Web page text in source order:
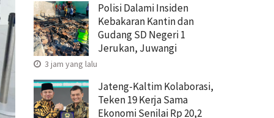
Polisi Dalami Insiden
Kebakaran Kantin dan
Gudang SD Negeri 1
Jerukan, Juwangi
3 jam yang lalu
Jateng-Kaltim Kolaborasi,
Teken 19 Kerja Sama
Ekonomi Senilai Rp 20,2